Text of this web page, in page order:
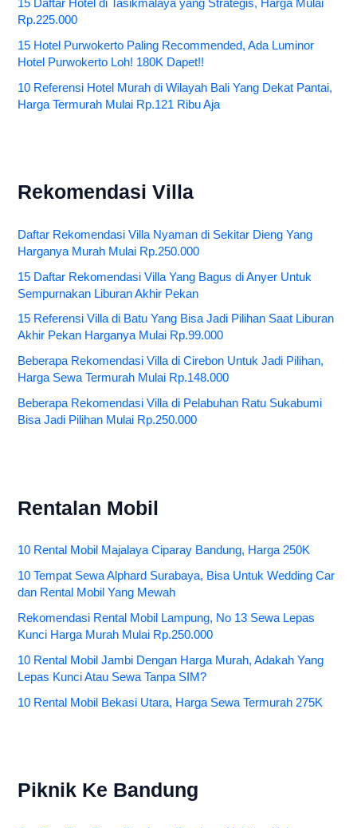
15 Daftar Hotel di Tasikmalaya yang Strategis, Harga Mulai
Rp.225.000
15 Hotel Purwokerto Paling Recommended, Ada Luminor
Hotel Purwokerto Loh! 180K Dapet!!
10 Referensi Hotel Murah di Wilayah Bali Yang Dekat Pantai,
Harga Termurah Mulai Rp.121 Ribu Aja
Rekomendasi Villa
Daftar Rekomendasi Villa Nyaman di Sekitar Dieng Yang
Harganya Murah Mulai Rp.250.000
15 Daftar Rekomendasi Villa Yang Bagus di Anyer Untuk
Sempurnakan Liburan Akhir Pekan
15 Referensi Villa di Batu Yang Bisa Jadi Pilihan Saat Liburan
Akhir Pekan Harganya Mulai Rp.99.000
Beberapa Rekomendasi Villa di Cirebon Untuk Jadi Pilihan,
Harga Sewa Termurah Mulai Rp.148.000
Beberapa Rekomendasi Villa di Pelabuhan Ratu Sukabumi
Bisa Jadi Pilihan Mulai Rp.250.000
Rentalan Mobil
10 Rental Mobil Majalaya Ciparay Bandung, Harga 250K
10 Tempat Sewa Alphard Surabaya, Bisa Untuk Wedding Car
dan Rental Mobil Yang Mewah
Rekomendasi Rental Mobil Lampung, No 13 Sewa Lepas
Kunci Harga Murah Mulai Rp.250.000
10 Rental Mobil Jambi Dengan Harga Murah, Adakah Yang
Lepas Kunci Atau Sewa Tanpa SIM?
10 Rental Mobil Bekasi Utara, Harga Sewa Termurah 275K
Piknik Ke Bandung